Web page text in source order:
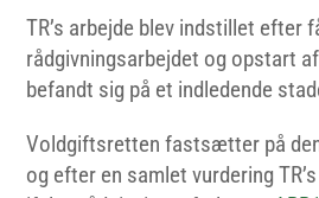
TR’s arbejde blev indstillet efter
rådgivningsarbejdet og opstart
befandt sig på et indledende
Voldgiftsretten fastsætter på
og efter en samlet vurdering